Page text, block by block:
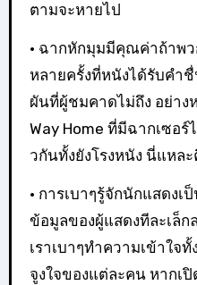
ตามจะหายไป
• ฉากหักมุมมีคุณค่าถ้าพว
หลายครั้งที่หนังได้รับคำ
ผันที่ผู้ชมคาดไม่ถึง อย่าง
Way Home ที่มีฉากเซอ
วกันทั้งยังโรงหนัง นี่แห
• การเบาๆรู้จักนักแสดงเ
ข้อมูลของผู้แสดงทีละเล็ก
เราเบาๆทำความเข้าใจ
จูงใจของแต่ละคน หากเปิ